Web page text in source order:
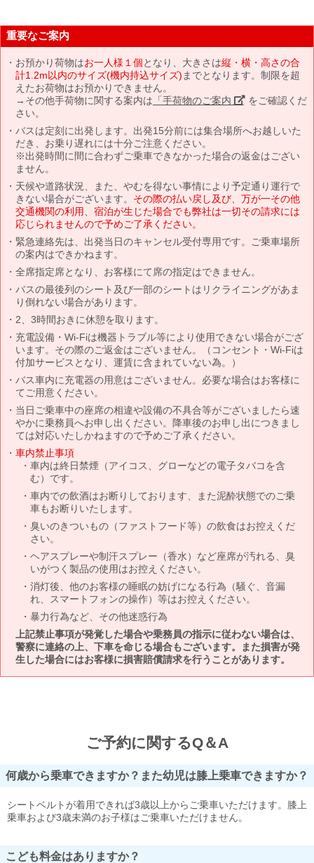
重要なご案内
お預かり荷物はお一人様１個となり、大きさは縦・横・高さの合
計1.2m以内のサイズ(機内持込サイズ) までとなります。制限を超
えたお荷物はお預かりできません。
→その他手荷物に関する案内は 「手荷物のご案内」 をご確認くだ
さい。
バスは定刻に出発します。出発15分前には集合場所へお越しいた
だき、お乗り遅れには十分ご注意ください。
※出発時間に間に合わずご乗車できなかった場合の返金はござい
ません。
天候や道路状況、また、やむを得ない事情により予定通り運行で
きない場合がございます。 その際の払い戻し及び、万が一その他
交通機関の利用、宿泊が生じた場合でも弊社は一切その請求には
応じられませんので予めご了承ください。
緊急連絡先は、出発当日のキャンセル受付専用です。ご乗車場所
の案内はできかねます。
全席指定席となり、お客様にて席の指定はできません。
バスの最後列のシート及び一部のシートはリクライニングがあま
り倒れない場合があります。
2、3時間おきに休憩を取ります。
充電設備・Wi-Fiは機器トラブル等により使用できない場合がござ
います。その際のご返金はございません。（コンセント・Wi-Fiは
付加サービスとなり、運賃に含まれていない為。）
バス車内に充電器の用意はございません。必要な場合はお客様に
てご用意ください。
当日ご乗車中の座席の相違や設備の不具合等がございましたら速
やかに乗務員へお申し出ください。降車後のお申し出につきまし
ては対応いたしかねますので予めご了承ください。
車内禁止事項
車内は終日禁煙（アイコス、グローなどの電子タバコを含
む）です。
車内での飲酒はお断りしております、また泥酔状態でのご乗
車もお断りいたします。
臭いのきついもの（ファストフード等）の飲食はお控えくだ
さい。
ヘアスプレーや制汗スプレー（香水）など座席が汚れる、臭
いがつく製品の使用はお控えください。
消灯後、他のお客様の睡眠の妨げになる行為（騒ぐ、音漏
れ、スマートフォンの操作）等はお控えください。
暴力行為など、その他迷惑行為
上記禁止事項が発覚した場合や乗務員の指示に従わない場合は、
警察に連絡の上、下車を命じる場合もございます。また損害が発
生した場合にはお客様に損害賠償請求を行うことがあります。
ご予約に関するQ＆A
何歳から乗車できますか？また幼児は膝上乗車できますか？
シートベルトが着用できれば3歳以上からご乗車いただけます。膝上
乗車および3歳未満のお子様はご乗車いただけません。
こども料金はありますか？